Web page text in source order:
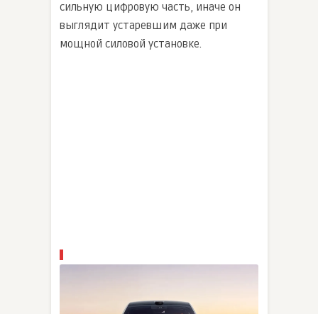
сильную цифровую часть, иначе он
выглядит устаревшим даже при
мощной силовой установке.